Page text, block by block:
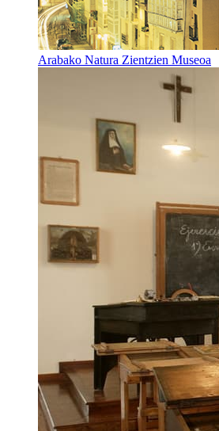
Arabako Natura Zientzien Museoa